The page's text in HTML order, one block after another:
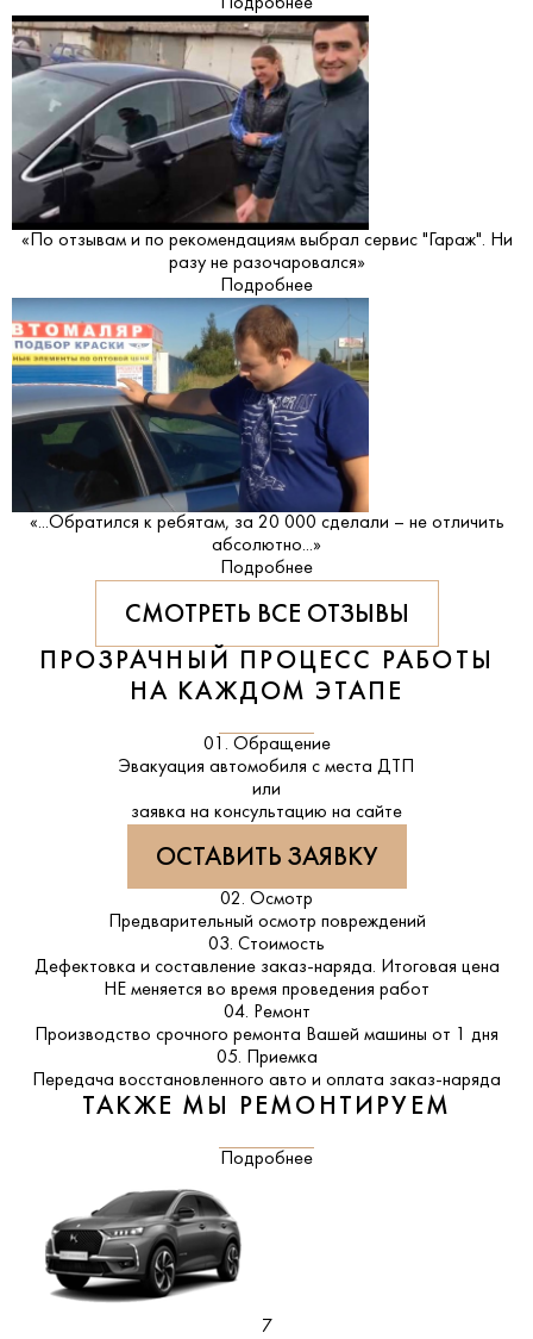
«По отзывам и по рекомендациям выбрал сервис "Гараж". Ни
разу не разочаровался»
Подробнее
«...Обратился к ребятам, за 20 000 сделали – не отличить
абсолютно...»
Подробнее
СМОТРЕТЬ ВСЕ ОТЗЫВЫ
ПРОЗРАЧНЫЙ ПРОЦЕСС РАБОТЫ
НА КАЖДОМ ЭТАПЕ
01. Обращение
Эвакуация автомобиля с места ДТП
или
заявка на консультацию на сайте
ОСТАВИТЬ ЗАЯВКУ
02. Осмотр
Предварительный осмотр повреждений
03. Стоимость
Дефектовка и составление заказ-наряда. Итоговая цена
НЕ меняется во время проведения работ
04. Ремонт
Производство срочного ремонта Вашей машины от 1 дня
05. Приемка
Передача восстановленного авто и оплата заказ-наряда
ТАКЖЕ МЫ РЕМОНТИРУЕМ
Подробнее
7